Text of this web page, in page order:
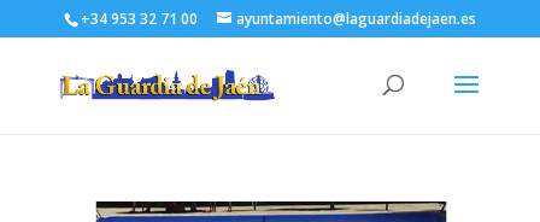
+34 953 32 71 00 ayuntamiento@laguardiadejaen.es